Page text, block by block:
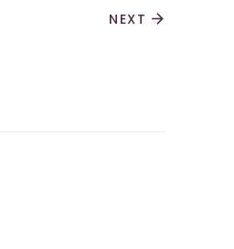
NEXT arrow_forward